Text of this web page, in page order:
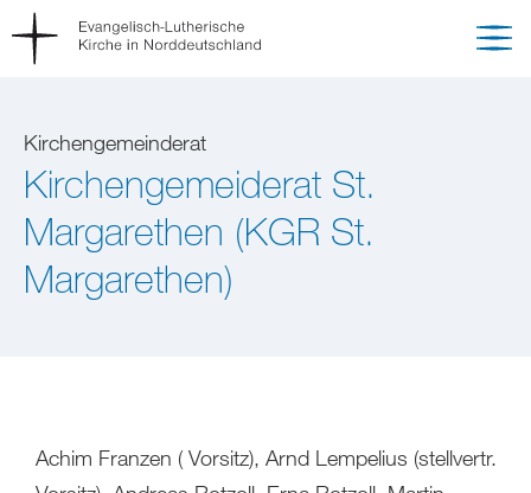
Kirchengemeinderat
Kirchengemeiderat St.
Margarethen (KGR St.
Margarethen)
Achim Franzen ( Vorsitz), Arnd Lempelius (stellvertr.